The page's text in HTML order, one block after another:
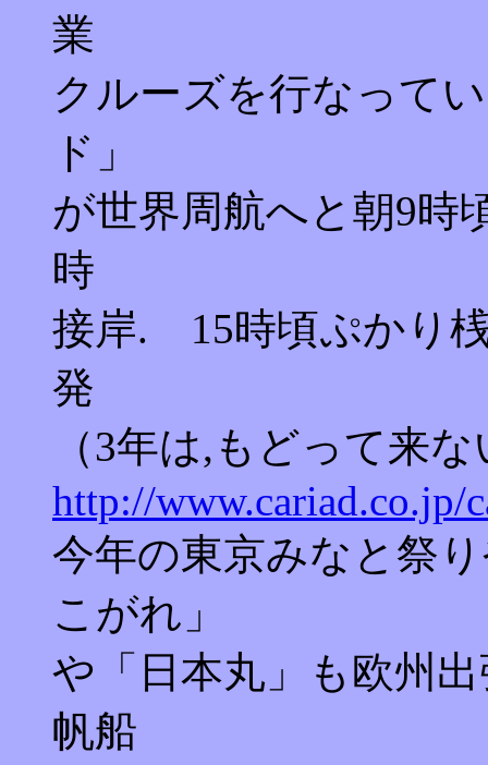
業
クルーズを行なって
ド」
が世界周航へと朝9時
時
接岸. 15時頃ぷかり
発
（3年は,もどって来
http://www.cariad.co.jp/
今年の東京みなと祭
こがれ」
や「日本丸」も欧州
帆船